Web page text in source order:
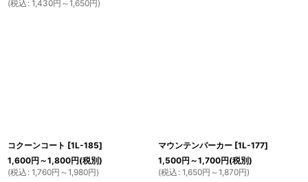
(税込 : 1,430円 ～1,650円)
コクーンコート [1L-185]
1,600円 ～1,800円(税別)
(税込 : 1,760円 ～1,980円)
マウンテンパーカー [1L-177]
1,500円 ～1,700円(税別)
(税込 : 1,650円 ～1,870円)